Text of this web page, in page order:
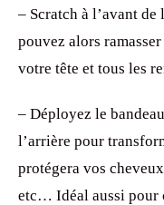
– Scratch à l’avant
pouvez alors
votre tête et tous les
– Déployez le
l’arrière pour
protégera vos
etc… Idéal aussi pour